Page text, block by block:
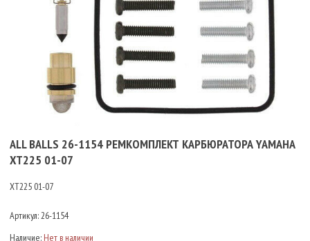
ALL BALLS 26-1154 РЕМКОМПЛЕКТ КАРБЮРАТОРА YAMAHA
XT225 01-07
XT225 01-07
Артикул:26-1154
Наличие: Нет в наличии